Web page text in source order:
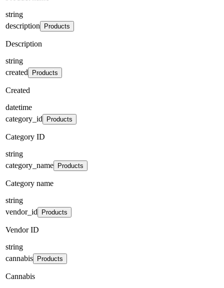
string
description
Products
Description
string
created
Products
Created
datetime
category_id
Products
Category ID
string
category_name
Products
Category name
string
vendor_id
Products
Vendor ID
string
cannabis
Products
Cannabis